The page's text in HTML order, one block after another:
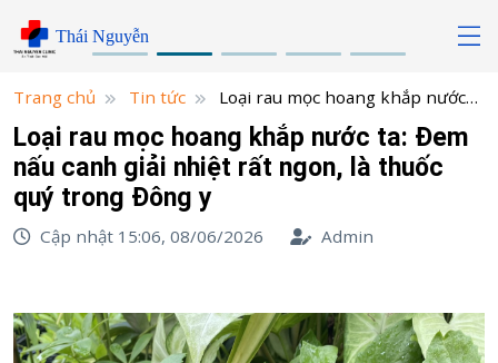
Thái Nguyễn
Trang chủ Tin tức
Loại rau mọc hoang khắp nước
ta: Đem nấu canh giải nhiệt rất ngon, là thuốc quý trong
Đông y
Loại rau mọc hoang khắp nước ta: Đem
nấu canh giải nhiệt rất ngon, là thuốc
quý trong Đông y
Cập nhật 15:06, 08/06/2026 Admin